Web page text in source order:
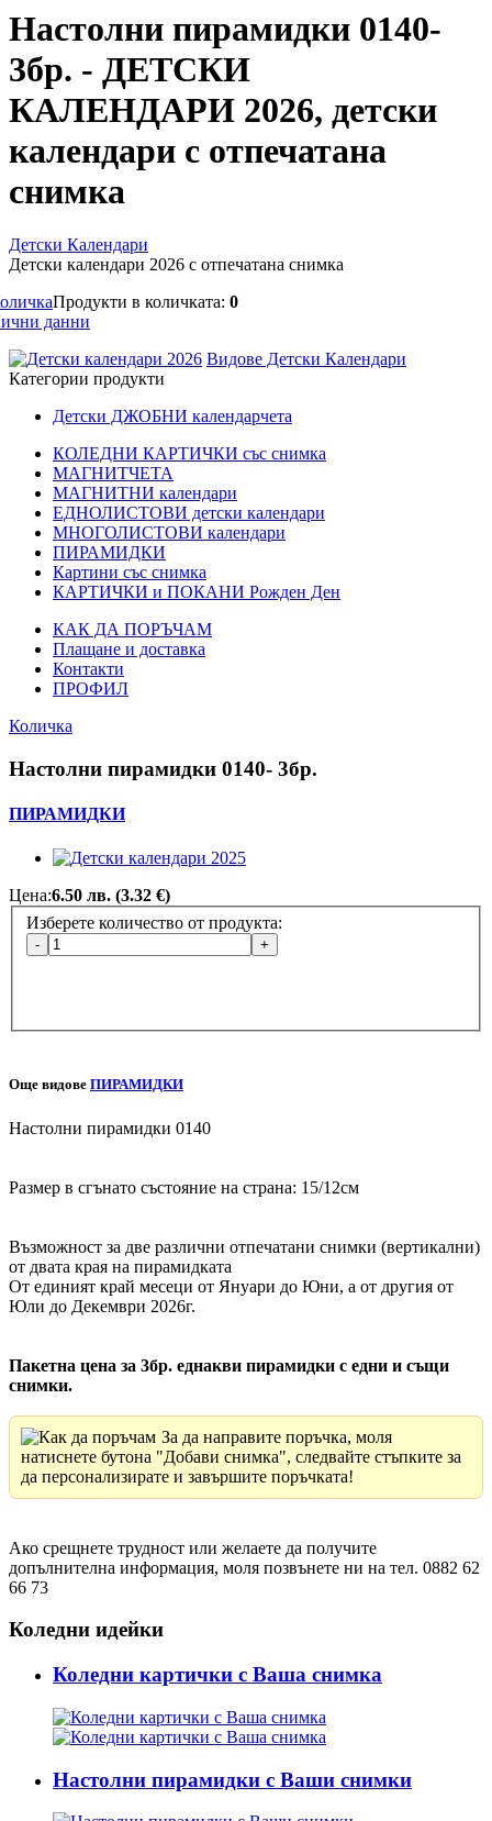
Настолни пирамидки 0140-
3бр. - ДЕТСКИ
КАЛЕНДАРИ 2026, детски
календари с отпечатана
снимка
Детски Календари
Детски календари 2026 с отпечатана снимка
Продукти в количката: 0
данни
Видове Детски Календари
Категории продукти
Детски ДЖОБНИ календарчета
КОЛЕДНИ КАРТИЧКИ със снимка
МАГНИТЧЕТА
МАГНИТНИ календари
ЕДНОЛИСТОВИ детски календари
МНОГОЛИСТОВИ календари
ПИРАМИДКИ
Картини със снимка
КАРТИЧКИ и ПОКАНИ Рожден Ден
КАК ДА ПОРЪЧАМ
Плащане и доставка
Контакти
ПРОФИЛ
Количка
Настолни пирамидки 0140- 3бр.
ПИРАМИДКИ
Цена:6.50 лв. (3.32 €)
Изберете количество от продукта:
Още видове ПИРАМИДКИ
Настолни пирамидки 0140
Размер в сгънато състояние на страна: 15/12см
Възможност за две различни отпечатани снимки (вертикални)
от двата края на пирамидката
От единият край месеци от Януари до Юни, а от другия от
Юли до Декември 2026г.
Пакетна цена за 3бр. еднакви пирамидки с едни и същи
снимки.
За да направите поръчка, моля
натиснете бутона "Добави снимка", следвайте стъпките за
да персонализирате и завършите поръчката!
Ако срещнете трудност или желаете да получите
допълнителна информация, моля позвънете ни на тел. 0882 62
66 73
Коледни идейки
Коледни картички с Ваша снимка
Настолни пирамидки с Ваши снимки